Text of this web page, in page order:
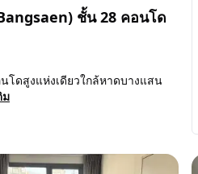
ชั้น 28 คอนโด
โดสูงแห่งเดียวใกล้หาดบางแสน
ม